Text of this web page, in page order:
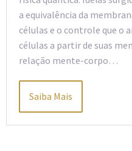
a equivalência da
células e o controle que o
células a partir de suas
relação mente-corpo…
Saiba Mais